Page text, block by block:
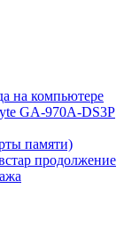
на компьютере
GA-970A-DS3P
памяти)
продолжение